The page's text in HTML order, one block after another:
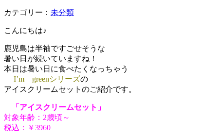
カテゴリー： 未分類
こんにちは♪
鹿児島は半袖ですごせそうな
暑い日が続いていますね！
本日は暑い日に食べたくなっちゃう
I’m greenシリーズの
アイスクリームセットのご紹介です。
「アイスクリームセット」
対象年齢：2歳頃～
税込：￥3960